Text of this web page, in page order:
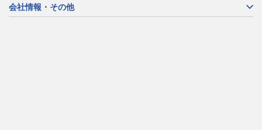
会社情報・その他